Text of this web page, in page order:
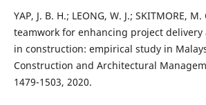
YAP, J. B. H.; LEONG, W. J.; SKITMORE,
teamwork for enhancing project
in construction: empirical study in
Construction and Architectural
1479-1503, 2020.